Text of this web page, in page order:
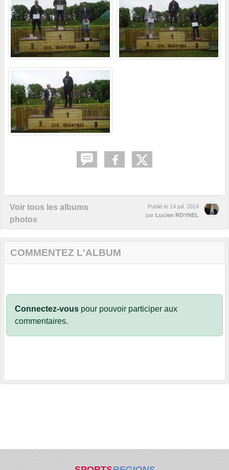
Voir tous les albums
photos
Publié le 14 juil. 2014
par Lucien ROYNEL
COMMENTEZ L'ALBUM
Connectez-vous pour pouvoir participer aux
commentaires.